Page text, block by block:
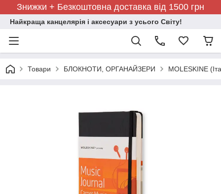
Знижки + Безкоштовна доставка від 1500 грн
Найкраща канцелярія і аксесуари з усього Світу!
Товари БЛОКНОТИ, ОРГАНАЙЗЕРИ MOLESKINE